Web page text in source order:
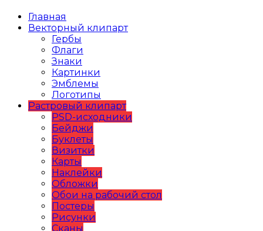
Главная
Векторный клипарт
Гербы
Флаги
Знаки
Картинки
Эмблемы
Логотипы
Растровый клипарт
PSD-исходники
Бейджи
Буклеты
Визитки
Карты
Наклейки
Обложки
Обои на рабочий стол
Постеры
Рисунки
Сканы